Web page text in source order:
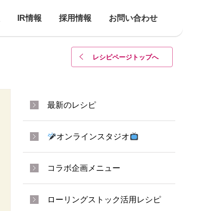
IR情報 採用情報 お問い合わせ
レシピページトップへ
最新のレシピ
オンラインスタジオ
コラボ企画メニュー
ローリングストック活用レシピ